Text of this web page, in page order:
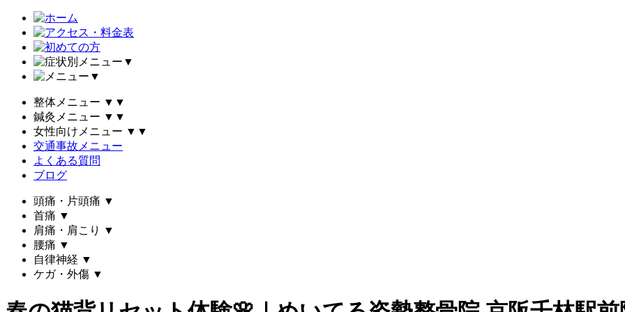
▼
▼
整体メニュー ▼ ▼
鍼灸メニュー ▼ ▼
女性向けメニュー ▼ ▼
交通事故メニュー
よくある質問
ブログ
頭痛・片頭痛 ▼
首痛 ▼
肩痛・肩こり
▼
腰痛 ▼
自律神経 ▼
ケガ・外傷 ▼